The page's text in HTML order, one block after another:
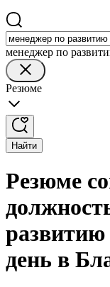
менеджер по
Резюме
Найти
Резюме
день в